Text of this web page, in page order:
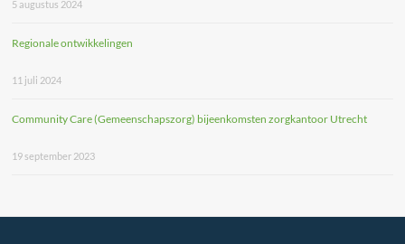
5 augustus 2024
Regionale ontwikkelingen
11 juli 2024
Community Care (Gemeenschapszorg) bijeenkomsten zorgkantoor Utrecht
19 september 2023